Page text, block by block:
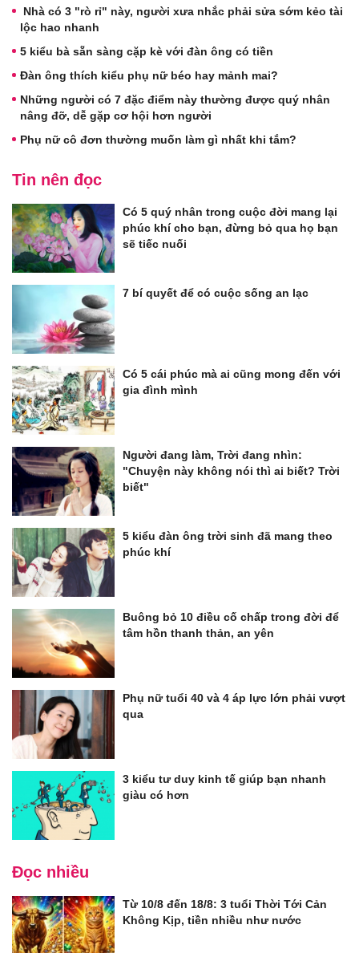
Nhà có 3 "rò rỉ" này, người xưa nhắc phải sửa sớm kẻo tài
lộc hao nhanh
5 kiểu bà sẵn sàng cặp kè với đàn ông có tiền
Đàn ông thích kiểu phụ nữ béo hay mảnh mai?
Những người có 7 đặc điểm này thường được quý nhân
nâng đỡ, dễ gặp cơ hội hơn người
Phụ nữ cô đơn thường muốn làm gì nhất khi tắm?
Tin nên đọc
Có 5 quý nhân trong cuộc đời mang lại
phúc khí cho bạn, đừng bỏ qua họ bạn
sẽ tiếc nuối
7 bí quyết để có cuộc sống an lạc
Có 5 cái phúc mà ai cũng mong đến với
gia đình mình
Người đang làm, Trời đang nhìn:
"Chuyện này không nói thì ai biết? Trời
biết"
5 kiểu đàn ông trời sinh đã mang theo
phúc khí
Buông bỏ 10 điều cố chấp trong đời để
tâm hồn thanh thản, an yên
Phụ nữ tuổi 40 và 4 áp lực lớn phải vượt
qua
3 kiểu tư duy kinh tế giúp bạn nhanh
giàu có hơn
Đọc nhiều
Từ 10/8 đến 18/8: 3 tuổi Thời Tới Cản
Không Kịp, tiền nhiều như nước